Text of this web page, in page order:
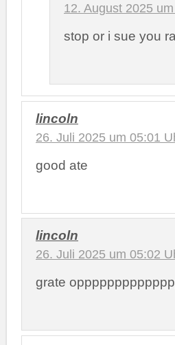
12. August 2025
stop or i sue you
lincoln
26. Juli 2025 um 05:01
good ate
lincoln
26. Juli 2025 um 05:02
grate